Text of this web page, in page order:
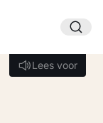
Lees voor
Lees voor